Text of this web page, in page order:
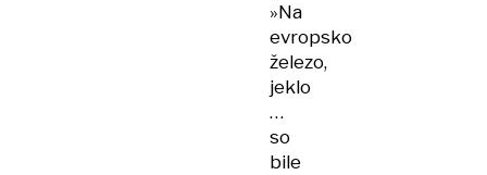
»Na
evropsko
železo,
jeklo
…
so
bile